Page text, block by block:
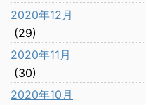
2020年12月
(29)
2020年11月
(30)
2020年10月